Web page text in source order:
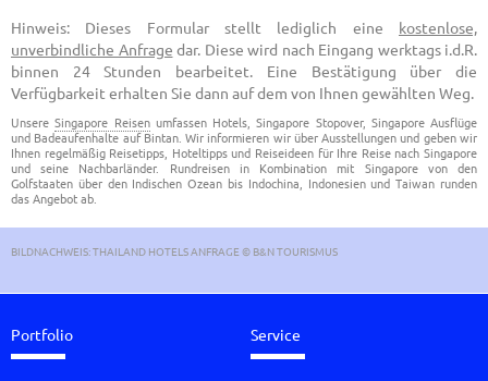
Hinweis: Dieses Formular stellt lediglich eine kostenlose,
unverbindliche Anfrage dar. Diese wird nach Eingang werktags i.d.R.
binnen 24 Stunden bearbeitet. Eine Bestätigung über die
Verfügbarkeit erhalten Sie dann auf dem von Ihnen gewählten Weg.
UnsereSingapore Reisenumfassen Hotels, Singapore Stopover, Singapore Ausflüge
und Badeaufenhalte auf Bintan. Wir informieren wir über Ausstellungen und geben wir
Ihnen regelmäßig Reisetipps, Hoteltipps und Reiseideen für Ihre Reise nach Singapore
und seine Nachbarländer. Rundreisen in Kombination mit Singapore von den
Golfstaaten über den Indischen Ozean bis Indochina, Indonesien und Taiwan runden
das Angebot ab.
BILDNACHWEIS: THAILAND HOTELS ANFRAGE © B&N TOURISMUS
Portfolio Service